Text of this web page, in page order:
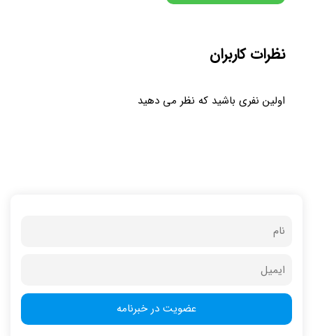
نظرات کاربران
اولین نفری باشید که نظر می دهید